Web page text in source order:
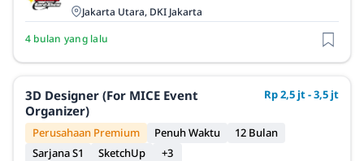
Jakarta Utara, DKI Jakarta
4 bulan yang lalu
3D Designer (For MICE Event
Organizer)
Rp 2,5 jt - 3,5 jt
Perusahaan Premium Penuh Waktu
12 Bulan
Sarjana S1
SketchUp +3